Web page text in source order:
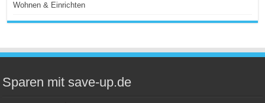
Wohnen & Einrichten
Sparen mit save-up.de